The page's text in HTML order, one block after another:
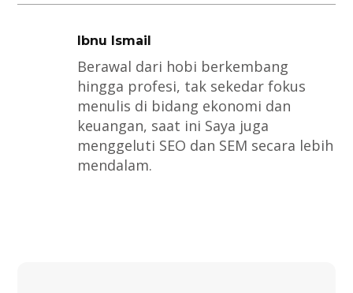
Ibnu Ismail
Berawal dari hobi berkembang
hingga profesi, tak sekedar fokus
menulis di bidang ekonomi dan
keuangan, saat ini Saya juga
menggeluti SEO dan SEM secara lebih
mendalam.